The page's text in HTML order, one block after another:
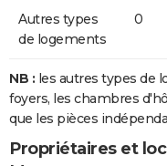
Autres types
de logements
0
NB : les autres types de
foyers, les chambres
que les pièces
Propriétaires et